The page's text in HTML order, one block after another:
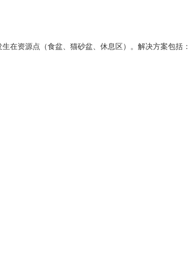
在资源点（食盆、猫砂盆、休息区）。解决方案包括